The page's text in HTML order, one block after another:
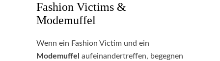
Fashion Victims &
Modemuffel
Wenn ein Fashion Victim und ein
Modemuffel aufeinandertreffen, begegnen